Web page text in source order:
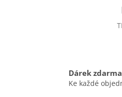
Dárek zdarma
Ke každé